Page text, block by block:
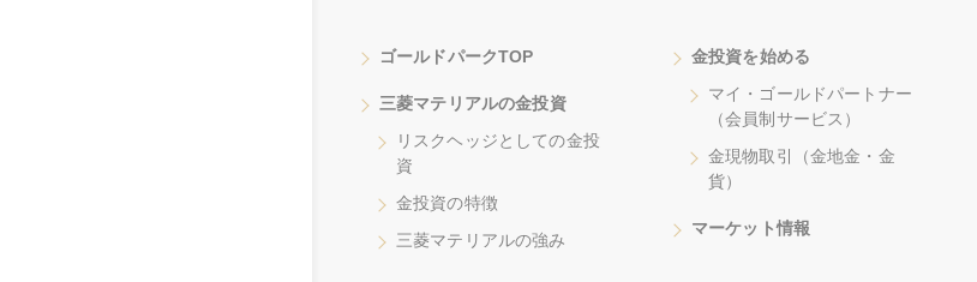
ゴールドパークTOP
三菱マテリアルの金投資
リスクヘッジとしての金投
資
金投資の特徴
三菱マテリアルの強み
金投資を始める
マイ・ゴールドパートナー
（会員制サービス）
金現物取引（金地金・金
貨）
マーケット情報